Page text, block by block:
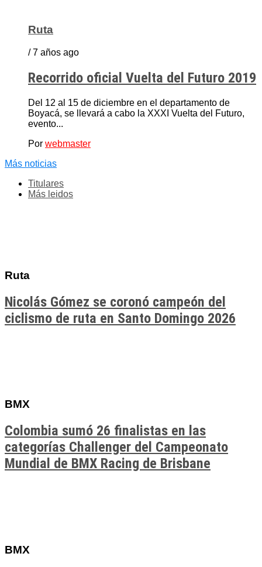
Ruta
/ 7 años ago
Recorrido oficial Vuelta del Futuro 2019
Del 12 al 15 de diciembre en el departamento de
Boyacá, se llevará a cabo la XXXI Vuelta del Futuro,
evento...
Por webmaster
Más noticias
Titulares
Más leidos
Ruta
Nicolás Gómez se coronó campeón del
ciclismo de ruta en Santo Domingo 2026
BMX
Colombia sumó 26 finalistas en las
categorías Challenger del Campeonato
Mundial de BMX Racing de Brisbane
BMX